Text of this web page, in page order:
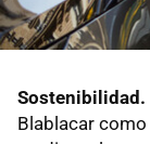
Sostenibilidad.
Blablacar